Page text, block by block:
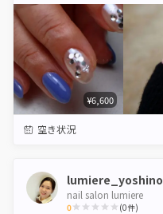
¥6,600
空き状況
lumiere_yoshino
nail salon lumiere
0 (0件)